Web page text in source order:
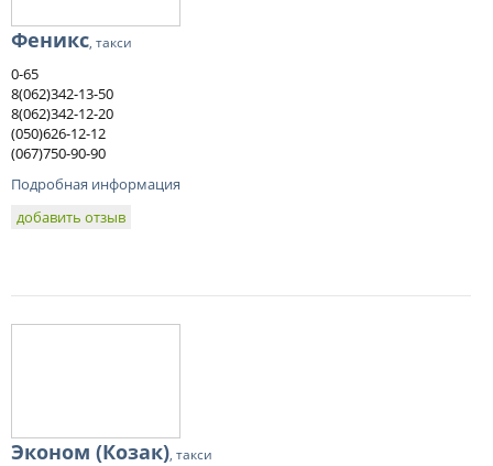
Феникс, такси
0-65
8(062)342-13-50
8(062)342-12-20
(050)626-12-12
(067)750-90-90
Подробная информация
добавить отзыв
Эконом (Козак), такси